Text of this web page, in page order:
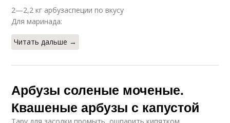
2—2,2 кг арбузаспеции по вкусу
Для маринада:
Читать дальше →
Арбузы соленые моченые.
Квашеные арбузы с капустой
Тару для засолки промыть, ошпарить кипятком,